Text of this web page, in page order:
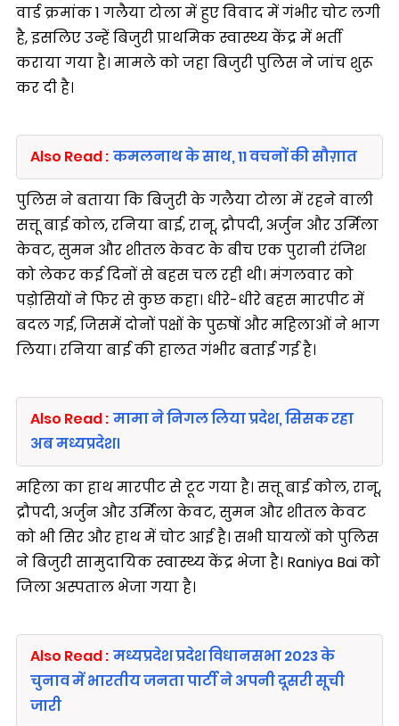
वार्ड क्रमांक 1 गलैया टोला में हुए विवाद में गंभीर चोट लगी
है, इसलिए उन्हें बिजुरी प्राथमिक स्वास्थ्य केंद्र में भर्ती
कराया गया है। मामले को जहा बिजुरी पुलिस ने जांच शुरू
कर दी है।
Also Read : कमलनाथ के साथ, 11 वचनों की सौग़ात
पुलिस ने बताया कि बिजुरी के गलैया टोला में रहने वाली
सत्तू बाई कोल, रनिया बाई, रानू, द्रौपदी, अर्जुन और उर्मिला
केवट, सुमन और शीतल केवट के बीच एक पुरानी रंजिश
को लेकर कई दिनों से बहस चल रही थी। मंगलवार को
पड़ोसियों ने फिर से कुछ कहा। धीरे-धीरे बहस मारपीट में
बदल गई, जिसमें दोनों पक्षों के पुरुषों और महिलाओं ने भाग
लिया। रनिया बाई की हालत गंभीर बताई गई है।
Also Read : मामा ने निगल लिया प्रदेश, सिसक रहा
अब मध्यप्रदेश।
महिला का हाथ मारपीट से टूट गया है। सत्तू बाई कोल, रानू,
द्रौपदी, अर्जुन और उर्मिला केवट, सुमन और शीतल केवट
को भी सिर और हाथ में चोट आई है। सभी घायलों को पुलिस
ने बिजुरी सामुदायिक स्वास्थ्य केंद्र भेजा है। Raniya Bai को
जिला अस्पताल भेजा गया है।
Also Read : मध्यप्रदेश प्रदेश विधानसभा 2023 के
चुनाव में भारतीय जनता पार्टी ने अपनी दूसरी सूची
जारी